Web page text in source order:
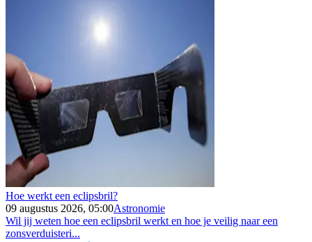
Hoe werkt een eclipsbril?
09 augustus 2026, 05:00Astronomie
Wil jij weten hoe een eclipsbril werkt en hoe je veilig naar een
zonsverduisteri...